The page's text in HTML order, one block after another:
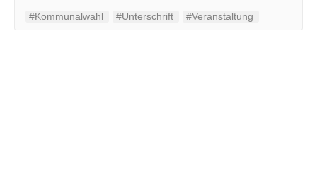
#Kommunalwahl #Unterschrift #Veranstaltung